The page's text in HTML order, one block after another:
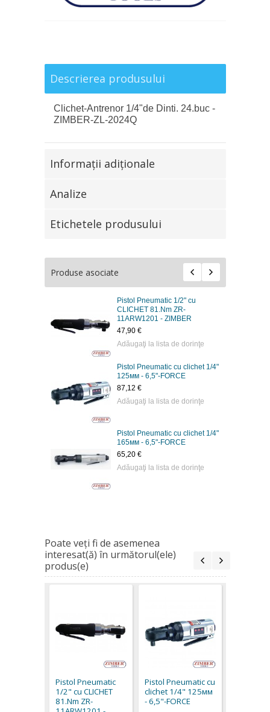
Descrierea produsului
Clichet-Antrenor 1/4"de Dinti. 24.buc -
ZIMBER-ZL-2024Q
Informaţii adiţionale
Analize
Etichetele produsului
Produse asociate
Pistol Pneumatic 1/2" cu
CLICHET 81.Nm ZR-
11ARW1201 - ZIMBER
47,90 €
Adăugaţi la lista de dorinţe
Pistol Pneumatic cu clichet 1/4"
125мм - 6,5"-FORCE
87,12 €
Adăugaţi la lista de dorinţe
Pistol Pneumatic cu clichet 1/4"
165мм - 6,5"-FORCE
65,20 €
Adăugaţi la lista de dorinţe
Poate veţi fi de asemenea
interesat(ă) în următorul(ele)
produs(e)
Pistol Pneumatic
1/2" cu CLICHET
81.Nm ZR-
Pistol Pneumatic cu
clichet 1/4" 125мм
- 6,5"-FORCE